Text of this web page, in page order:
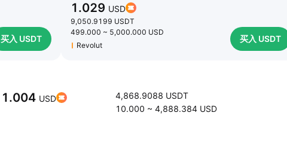
买入 USDT
1.029 USD
9,050.9199 USDT
499.000 ~ 5,000.000 USD
Revolut
买入 USDT
1.004 USD 4,868.9088 USDT
10.000 ~ 4,888.384 USD